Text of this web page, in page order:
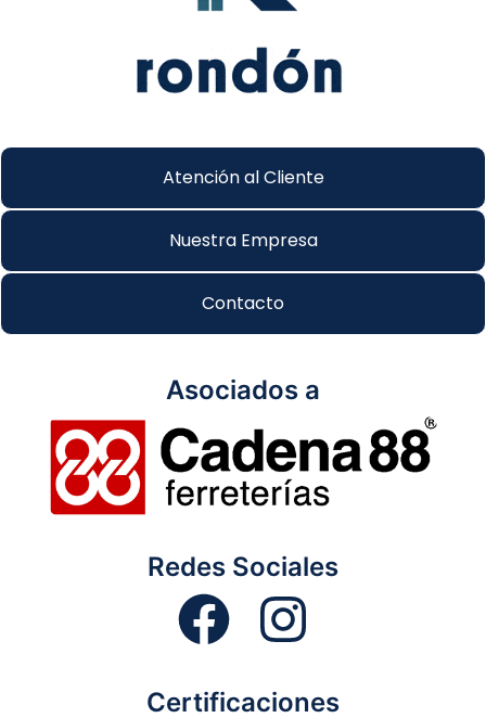
Atención al Cliente
Nuestra Empresa
Contacto
Asociados a
Redes Sociales
Certificaciones